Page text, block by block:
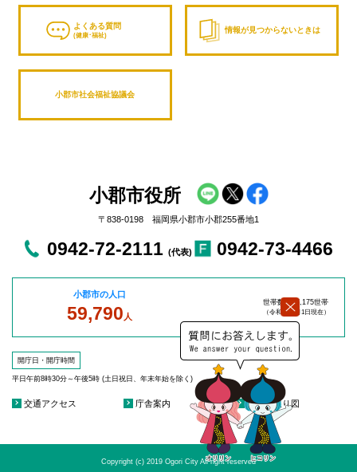
よくある質問
(健康･福祉)
情報が見つからないときは
小郡市社会福祉協議会
小郡市役所
〒838-0198 福岡県小郡市小郡255番地1
0942-72-2111 (代表) 0942-73-4466
小郡市の人口
59,790 人
世帯数：27,175世帯
（令和8年8月1日現在）
開庁日・開庁時間
平日午前8時30分～午後5時 (土日祝日、年末年始を除く)
交通アクセス 庁舎案内 庁舎見取り図
Copyright (c) 2019 Ogori City All right reserved